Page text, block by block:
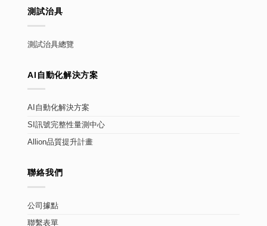
測試治具
測試治具總覽
AI自動化解決方案
AI自動化解決方案
SI訊號完整性量測中心
Allion品質提升計畫
聯絡我們
公司據點
聯繫表單